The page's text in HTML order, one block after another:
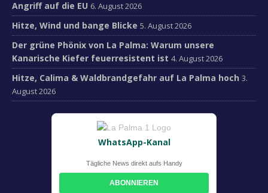
Angriff auf die EU 6. August 2026
Hitze, Wind und bange Blicke 5. August 2026
Der grüne Phönix von La Palma: Warum unsere
Kanarische Kiefer feuerresistent ist 4. August 2026
Hitze, Calima & Waldbrandgefahr auf La Palma hoch 3.
August 2026
WhatsApp-Kanal
Tägliche News direkt aufs Handy
ABONNIEREN